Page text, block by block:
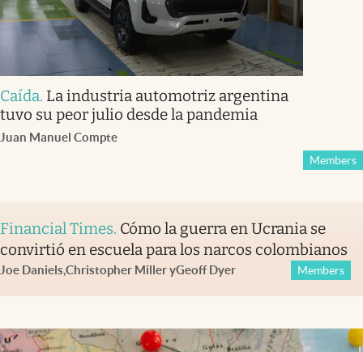
Caída. La industria automotriz argentina
tuvo su peor julio desde la pandemia
Juan Manuel Compte
Members
Financial Times. Cómo la guerra en Ucrania se
convirtió en escuela para los narcos colombianos
Joe Daniels,Christopher MilleryGeoff Dyer Members